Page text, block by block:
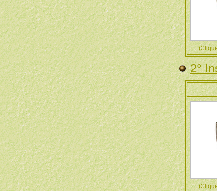
(Cliquez
2°
(Cliquez